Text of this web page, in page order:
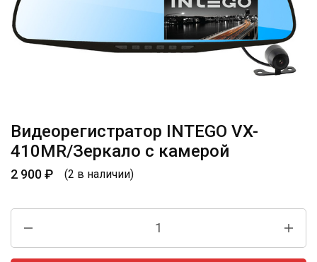
Видеорегистратор INTEGO VX-
410MR/Зеркало с камерой
2 900₽ (2 в наличии)